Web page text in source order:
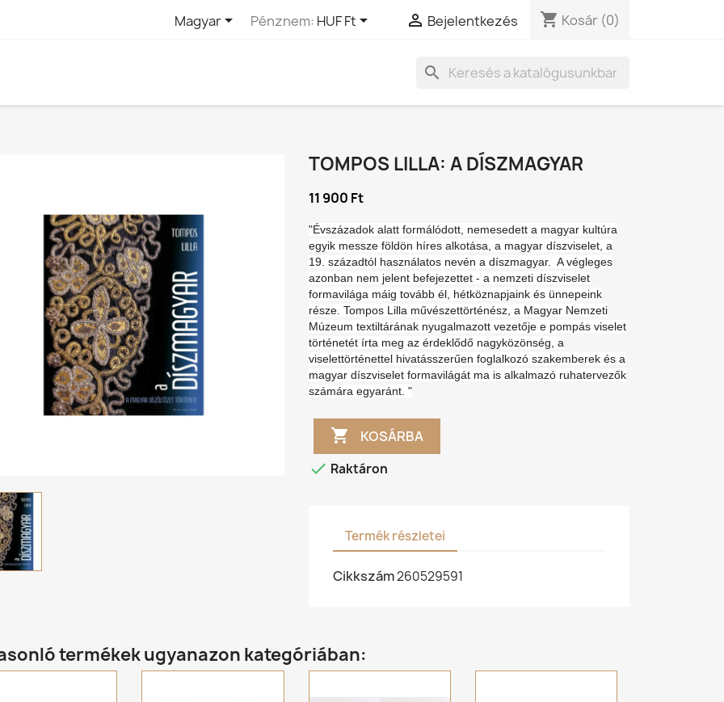
Magyar Pénznem: HUF Ft  Bejelentkezés shopping_cart Kosár (0)
search
TOMPOS LILLA: A DÍSZMAGYAR
11 900 Ft
"Évszázadok alatt formálódott, nemesedett a magyar kultúra
egyik messze földön híres alkotása, a magyar díszviselet, a
19. századtól használatos nevén a díszmagyar. A végleges
azonban nem jelent befejezettet - a nemzeti díszviselet
formavilága máig tovább él, hétköznapjaink és ünnepeink
része. Tompos Lilla művészettörténész, a Magyar Nemzeti
Múzeum textiltárának nyugalmazott vezetője e pompás viselet
történetét írta meg az érdeklődő nagyközönség, a
viselettörténettel hivatásszerűen foglalkozó szakemberek és a
magyar díszviselet formavilágát ma is alkalmazó ruhatervezők
számára egyaránt. "
 KOSÁRBA
 Raktáron
Termék részletei
Cikkszám260529591
termékek ugyanazon kategóriában: